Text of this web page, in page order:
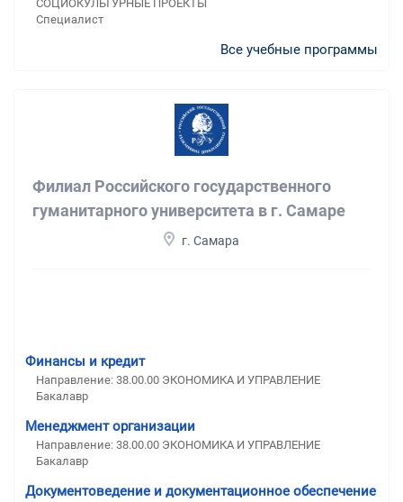
СОЦИОКУЛЬТУРНЫЕ ПРОЕКТЫ
Специалист
Все учебные программы
Филиал Российского государственного
гуманитарного университета в г. Самаре
г. Самара
Финансы и кредит
Направление: 38.00.00 ЭКОНОМИКА И УПРАВЛЕНИЕ
Бакалавр
Менеджмент организации
Направление: 38.00.00 ЭКОНОМИКА И УПРАВЛЕНИЕ
Бакалавр
Документоведение и документационное обеспечение